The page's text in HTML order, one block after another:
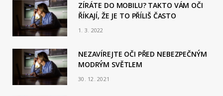
ZÍRÁTE DO MOBILU? TAKTO VÁM OČI
ŘÍKAJÍ, ŽE JE TO PŘÍLIŠ ČASTO
1. 3. 2022
NEZAVÍREJTE OČI PŘED NEBEZPEČNÝM
MODRÝM SVĚTLEM
30. 12. 2021